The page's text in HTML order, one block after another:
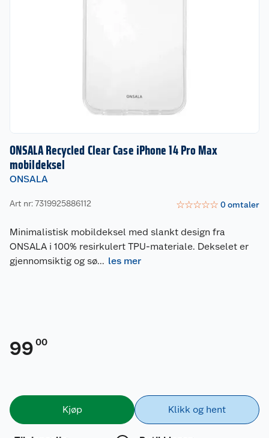
ONSALA Recycled Clear Case iPhone 14 Pro Max
mobildeksel
ONSALA
Art nr: 7319925886112 ☆☆☆☆☆ 0omtaler
Minimalistisk mobildeksel med slankt design fra
ONSALA i 100% resirkulert TPU-materiale. Dekselet er
gjennomsiktig og sø... les mer
99 00
Kjøp Klikk og hent